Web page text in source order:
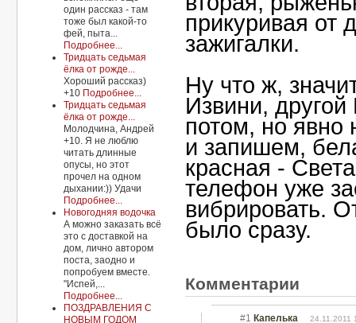
один рассказ - там
тоже был какой-то
фей, пыта...
Подробнее...
Тридцать седьмая
ёлка от рожде...
Хороший рассказ)
+10 Подробнее...
Тридцать седьмая
ёлка от рожде...
Молодчина, Андрей
+10. Я не люблю
читать длинные
опусы, но этот
прочел на одном
дыхании:)) Удачи
Подробнее...
Новогодняя водочка
А можно заказать всё
это с доставкой на
дом, лично автором
поста, заодно и
попробуем вместе.
"Испей,...
Подробнее...
ПОЗДРАВЛЕНИЯ С
НОВЫМ ГОДОМ
прикуривая от
зажигалки.
Ну что ж,
Извини,
потом, но явно
и запишем,
красная -
телефон уже
вибрировать.
было сразу.
Комментарии
#1 Капелька 24.11.2011